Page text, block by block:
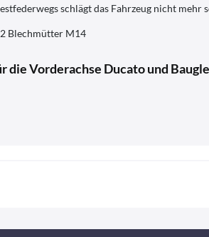
schlägt das Fahrzeug nicht
Blechmütter M14
Vorderachse Ducato und